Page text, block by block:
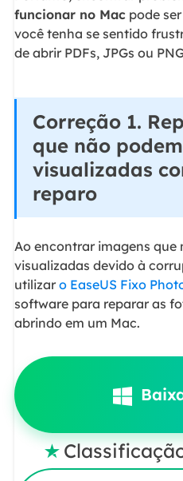
funcionar no Macpode ser
você tenha se sentido
de abrir PDFs, JPGs ou
Correção 1.
que não
visualizadas
reparo
Ao encontrar imagens que
visualizadas devido à
utilizar o EaseUS Fixo
software para reparar as
abrindo em um Mac.
